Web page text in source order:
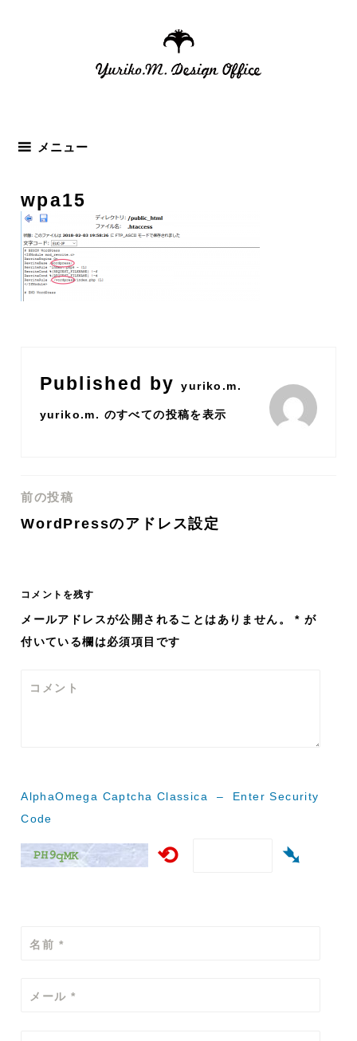
ス
メニュー
wpa15
Published byyuriko.m.
yuriko.m. のすべての投稿を表示
投
ビ
ゲ
ー
ン
前の投稿
WordPressのアドレス設定
コメントを残す
メールアドレスが公開されることはありません。 * が
付いている欄は必須項目です
コメント
AlphaOmega Captcha Classica – Enter Security
Code
⟲ ➴
名前 *
メール *